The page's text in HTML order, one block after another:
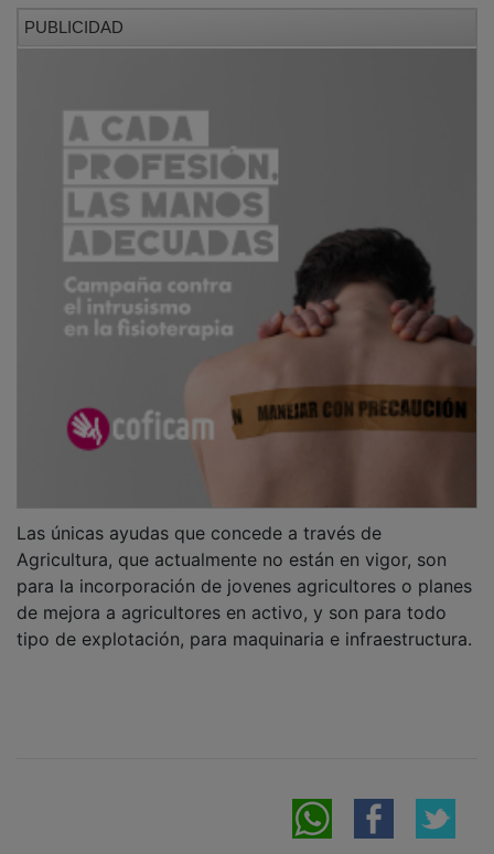
Agricultura, que actualmente no están en vigor, son
para la incorporación de jovenes agricultores o planes
de mejora a agricultores en activo, y son para todo
tipo de explotación, para maquinaria e infraestructura.